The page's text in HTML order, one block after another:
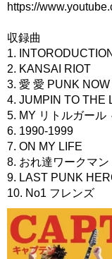
https://
収録曲
1. INTORODUCTION
2. KANSAI RIOT
3. 愛 愛 PUNK NOW
4. JUMPIN TO THE
5. MY リトルガール
6. 1990-1999
7. ON MY LIFE
8. おれ達ワークマ
9. LAST PUNK
10. No1 フレンズ